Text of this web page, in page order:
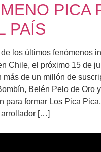
PICA
PAÍS
los últimos fenómenos
Chile, el próximo 15 de
más de un millón de
Belén Pelo de Oro
para formar Los Pica
arrollador […]